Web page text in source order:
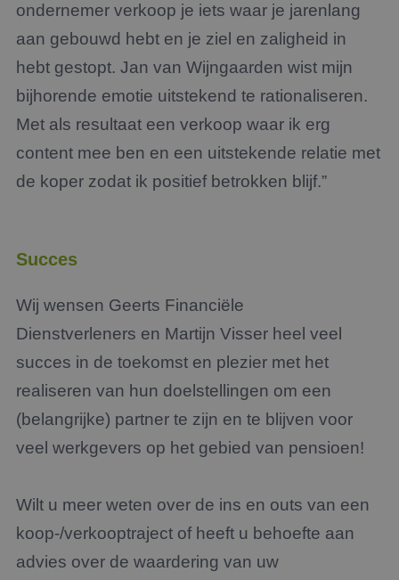
ondernemer verkoop je iets waar je jarenlang
aan gebouwd hebt en je ziel en zaligheid in
hebt gestopt. Jan van Wijngaarden wist mijn
bijhorende emotie uitstekend te rationaliseren.
Met als resultaat een verkoop waar ik erg
content mee ben en een uitstekende relatie met
de koper zodat ik positief betrokken blijf.”
Succes
Wij wensen Geerts Financiële
Dienstverleners en Martijn Visser heel veel
succes in de toekomst en plezier met het
realiseren van hun doelstellingen om een
(belangrijke) partner te zijn en te blijven voor
veel werkgevers op het gebied van pensioen!
Wilt u meer weten over de ins en outs van een
koop-/verkooptraject of heeft u behoefte aan
advies over de waardering van uw